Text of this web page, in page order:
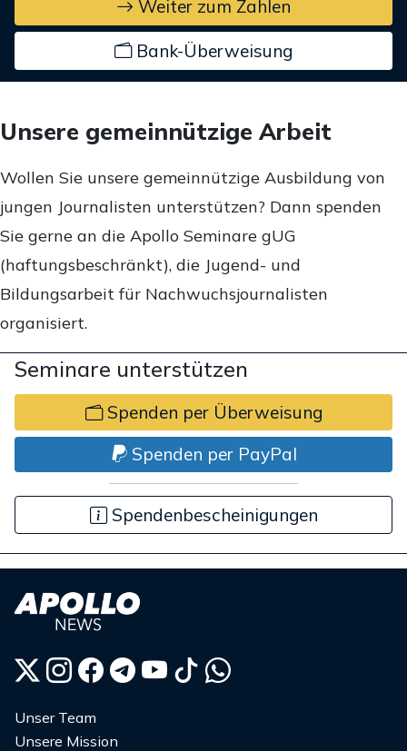
Weiter zum Zahlen
Bank-Überweisung
Unsere gemeinnützige Arbeit
Wollen Sie unsere gemeinnützige Ausbildung von
jungen Journalisten unterstützen? Dann spenden
Sie gerne an die Apollo Seminare gUG
(haftungsbeschränkt), die Jugend- und
Bildungsarbeit für Nachwuchsjournalisten
organisiert.
Seminare unterstützen
Spenden per Überweisung
Spenden per PayPal
Spendenbescheinigungen
Unser Team
Unsere Mission